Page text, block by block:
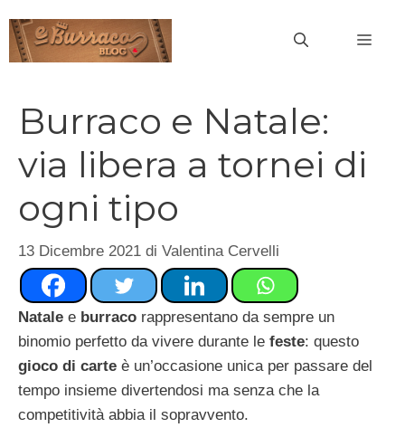
contenuto
Burraco e Natale:
via libera a tornei di
ogni tipo
13 Dicembre 2021 di Valentina Cervelli
Natale e burraco rappresentano da sempre un
binomio perfetto da vivere durante le feste: questo
gioco di carte è un’occasione unica per passare del
tempo insieme divertendosi ma senza che la
competitività abbia il sopravvento.